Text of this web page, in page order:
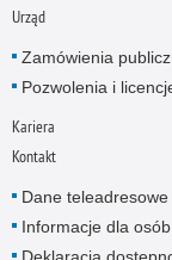
Urząd
Zamówienia
Pozwolenia i
Kariera
Kontakt
Dane teleadresowe
Informacje dla osób
Deklaracja